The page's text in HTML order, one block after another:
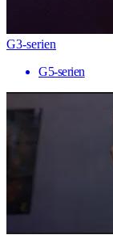
G3-serien
G5-serien